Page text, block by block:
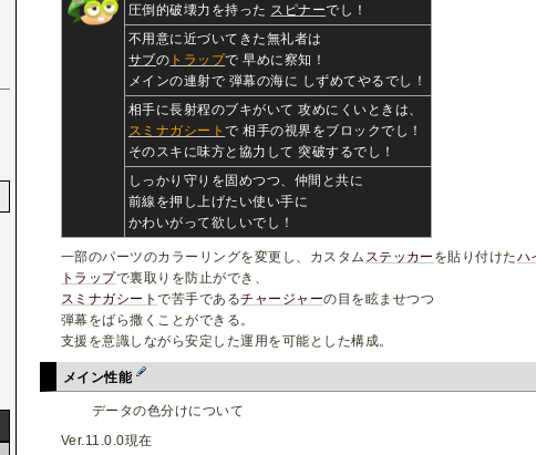
圧倒的破壊力を持った スピナーでし！
不用意に近づいてきた無礼者は
サブの トラップで 早めに察知！
メインの連射で 弾幕の海に しずめてやるでし！
相手に長射程のブキがいて 攻めにくいときは、
スミナガシートで 相手の視界をブロックでし！
そのスキに味方と協力して 突破するでし！
しっかり守りを固めつつ、仲間と共に
前線を押し上げたい使い手に
かわいがって欲しいでし！
一部のパーツのカラーリングを変更し、カスタム ステッカー を貼り付けたハ
トラップで裏取りを防止ができ、
スミナガシートで苦手であるチャージャーの目を眩ませつつ
弾幕をばら撒くことができる。
支援を意識しながら安定した運用を可能とした構成。
メイン性能
データの色分けについて
Ver.11.0.0現在